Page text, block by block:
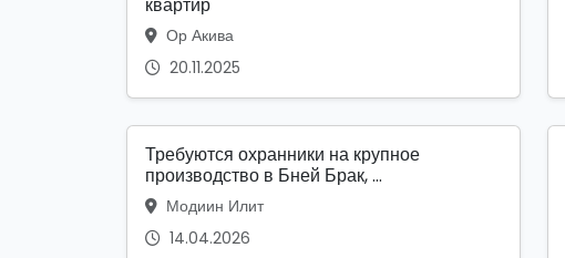
квартир
Ор Акива
20.11.2025
Требуются охранники на крупное
производство в Бней Брак, ...
Модиин Илит
14.04.2026